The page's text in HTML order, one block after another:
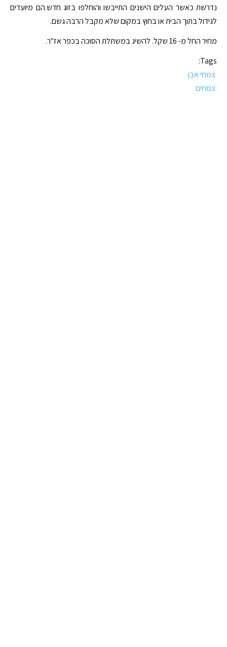
נדרשת כאשר העלים הישנים התייבשו והוחלפו בזוג חדש.הם מיועדים
לגידול בתוך הבית או בחוץ במקום שלא מקבל הרבה גשם.
מחיר החל מ- 16 שקל. להשיג במשתלת הסוכה בכפר אז"ר.
Tags:
צמחי אבן
צמחים